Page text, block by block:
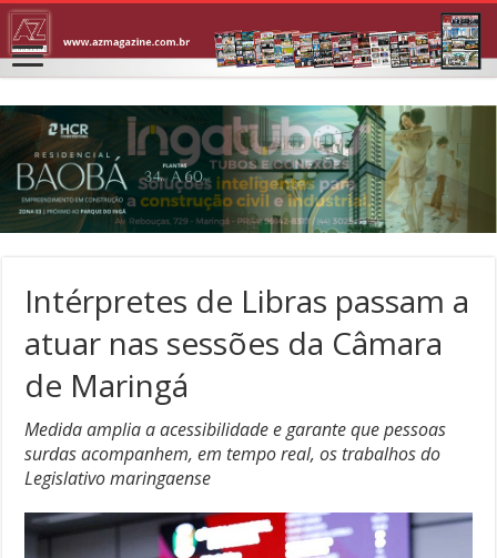
Intérpretes de Libras passam a
atuar nas sessões da Câmara
de Maringá
Medida amplia a acessibilidade e garante que pessoas
surdas acompanhem, em tempo real, os trabalhos do
Legislativo maringaense